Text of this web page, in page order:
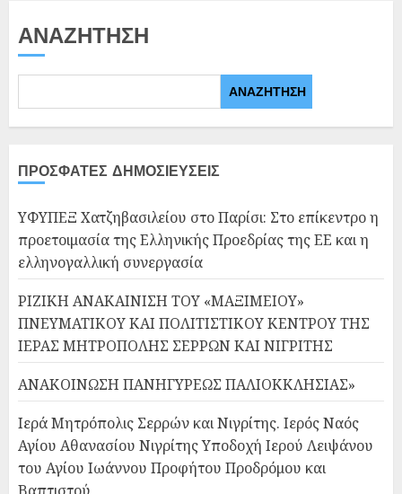
ΑΝΑΖΉΤΗΣΗ
ΑΝΑΖΉΤΗΣΗ
ΠΡΌΣΦΑΤΕΣ ΔΗΜΟΣΙΕΎΣΕΙΣ
ΥΦΥΠΕΞ Χατζηβασιλείου στο Παρίσι: Στο επίκεντρο η
προετοιμασία της Ελληνικής Προεδρίας της ΕΕ και η
ελληνογαλλική συνεργασία
ΡΙΖΙΚΗ ΑΝΑΚΑΙΝΙΣΗ ΤΟΥ «ΜΑΞΙΜΕΙΟΥ»
ΠΝΕΥΜΑΤΙΚΟΥ ΚΑΙ ΠΟΛΙΤΙΣΤΙΚΟΥ ΚΕΝΤΡΟΥ ΤΗΣ
ΙΕΡΑΣ ΜΗΤΡΟΠΟΛΗΣ ΣΕΡΡΩΝ ΚΑΙ ΝΙΓΡΙΤΗΣ
ΑΝΑΚΟΙΝΩΣΗ ΠΑΝΗΓΥΡΕΩΣ ΠΑΛΙΟΚΚΛΗΣΙΑΣ»
Ιερά Μητρόπολις Σερρών και Νιγρίτης. Ιερός Ναός
Αγίου Αθανασίου Νιγρίτης Υποδοχή Ιερού Λειψάνου
του Αγίου Ιωάννου Προφήτου Προδρόμου και